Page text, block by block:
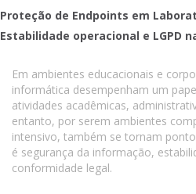
Proteção de Endpoints em
Estabilidade operacional e LGPD
Em ambientes educacionais e
informática desempenham um
atividades acadêmicas,
entanto, por serem ambientes
intensivo, também se tornam
é segurança da informação,
conformidade legal.